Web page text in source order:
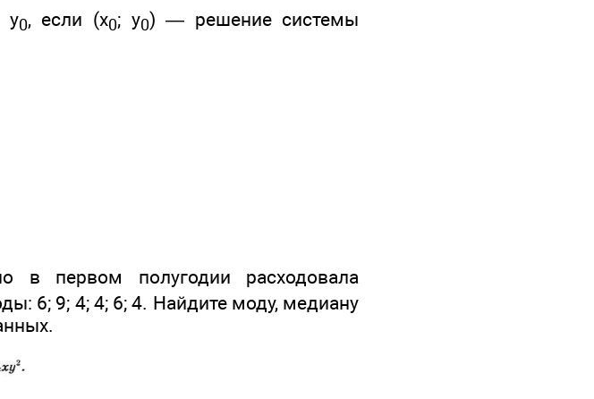
y0, если (х0; y0) — решение системы
первом полугодии расходовала
6; 9; 4; 4; 6; 4. Найдите моду, медиану